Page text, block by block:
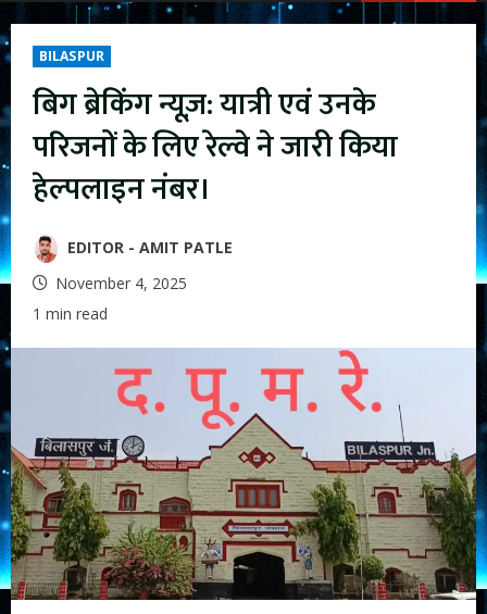
Menu
BILASPUR
बिग ब्रेकिंग न्यूज़: यात्री एवं उनके
परिजनों के लिए रेल्वे ने जारी किया
हेल्पलाइन नंबर।
EDITOR - AMIT PATLE
November 4, 2025
1 min read